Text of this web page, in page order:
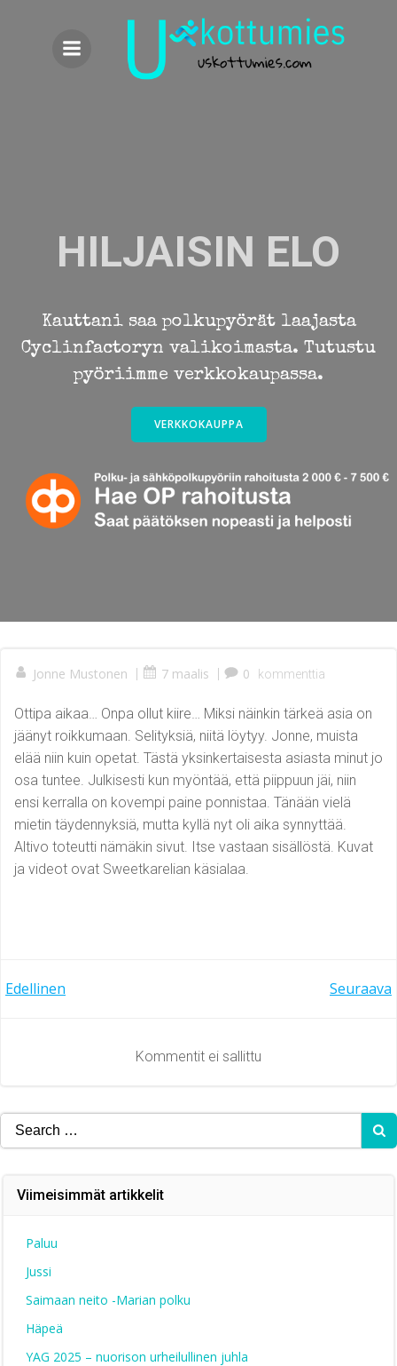
to
content
HILJAISIN ELO
Kauttani saa polkupyörät laajasta
Cyclinfactoryn valikoimasta. Tutustu
pyöriimme verkkokaupassa.
VERKKOKAUPPA
Jonne Mustonen | 7 maalis | 0 kommenttia
Ottipa aikaa… Onpa ollut kiire… Miksi näinkin tärkeä asia on
jäänyt roikkumaan. Selityksiä, niitä löytyy. Jonne, muista
elää niin kuin opetat. Tästä yksinkertaisesta asiasta minut jo
osa tuntee. Julkisesti kun myöntää, että piippuun jäi, niin
ensi kerralla on kovempi paine ponnistaa. Tänään vielä
mietin täydennyksiä, mutta kyllä nyt oli aika synnyttää.
Altivo toteutti nämäkin sivut. Itse vastaan sisällöstä. Kuvat
ja videot ovat Sweetkarelian käsialaa.
Artikkelien
Edellinen
Artikkelien
selaus
Seuraava
Kommentit ei sallittu
Search
for:
Viimeisimmät artikkelit
Paluu
Jussi
Saimaan neito -Marian polku
Häpeä
YAG 2025 – nuorison urheilullinen juhla